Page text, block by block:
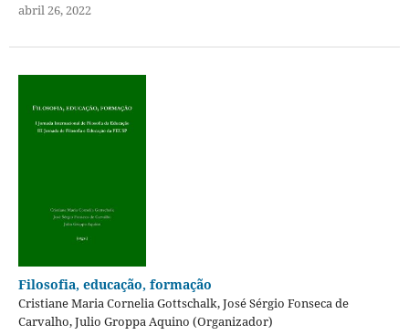
abril 26, 2022
Filosofia, educação, formação
Cristiane Maria Cornelia Gottschalk, José Sérgio Fonseca de
Carvalho, Julio Groppa Aquino (Organizador)